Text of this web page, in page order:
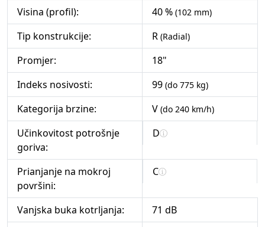
Visina (profil):
40 % (102 mm)
Tip konstrukcije: R (Radial)
Promjer:
18"
Indeks nosivosti:
99 (do 775 kg)
Kategorija brzine: V (do 240 km/h)
Učinkovitost potrošnje
goriva:
D
Prianjanje na mokroj
površini:
C
Vanjska buka kotrljanja:
71 dB